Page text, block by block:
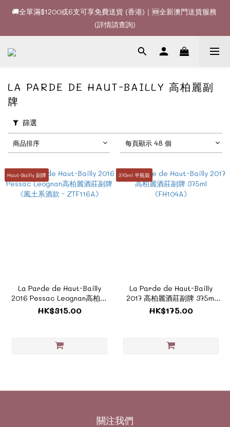
🚚全單滿$1200或6支可享免費送貨 (香港)｜🆕全新澳門送貨服務
(詳情請查詢)
🚚全單滿$1200或6支可享免費送貨 (香港)｜🆕全新澳門送貨服務
(詳情請查詢)
🍷酒款、優惠經常更新，請時刻追蹤我地😊｜🤵👰Wine Couple
🚚全單滿$1200或6支可享免費送貨 (香港)｜🆕全新澳門送貨服務
LA PARDE DE HAUT-BAILLY 高柏麗副
牌
篩選
商品排序 每頁顯示 48 個
Haut-Bailly 副牌
La Parde de Haut-Bailly
2016 Pessac Leognan高柏麗
酒莊副牌 《風土系酒款 -
ZTF116A》
HK$315.00
375ml 半瓶裝
La Parde de Haut-Bailly
2017 高柏麗酒莊副牌 375ml
《FH104A》
HK$175.00
關注我們